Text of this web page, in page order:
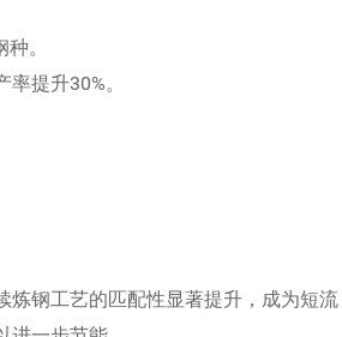
。
提升30%。
钢工艺的匹配性显著提升，成为短流